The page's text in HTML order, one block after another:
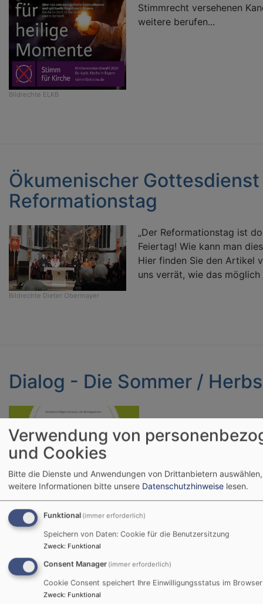
Bildrechte ELKB
Stimmrecht versehenen
weitere berufen...
Ökumenischer Gottesdienst
Reformationstag
Bildrechte Dieter Obermayer
„Der Reformationstag ist
Feiertag! Wie kann man
Hier finden Sie den Artikel
uns verrät, wie das möglich
Dialog - Die Sommer /
Es ist wieder soweit !
der Region Dillinger Land
Zukünftigem.
Kicken Sie das
Verwendung von
und Cookies
Bitte die Dienste und Anwendungen von Drittanbietern
weitere Informationen bitte unsere Datenschutzhinweise lesen.
Funktional (immer erforderlich)
Speichern von Daten: Cookie für die Benutzersitzung
Zweck: Funktional
Consent Manager (immer erforderlich)
Cookie Consent speichert Ihre Einwilligungsstatus im Browser
Zweck: Funktional